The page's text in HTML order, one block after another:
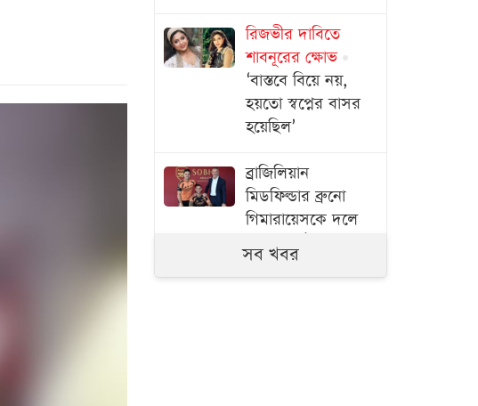
রিজভীর দাবিতে
শাবনূরের ক্ষোভ
‘বাস্তবে বিয়ে নয়,
হয়তো স্বপ্নের বাসর
হয়েছিল’
ব্রাজিলিয়ান
মিডফিল্ডার ব্রুনো
গিমারায়েসকে দলে
নিল আর্সেনাল
সব খবর